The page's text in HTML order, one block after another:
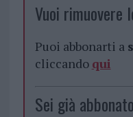
Vuoi rimuovere
Puoi abbonarti a
cliccando qui
Sei già